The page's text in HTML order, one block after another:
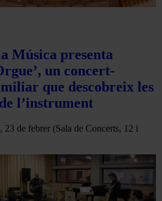
Música presenta
un concert-
que descobreix les
l’instrument
de febrer (Sala de Concerts, 12 i